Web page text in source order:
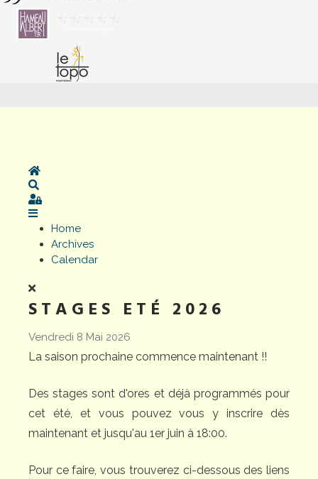
Home
Sign In
Home
Archives
Calendar
STAGES ETÉ 2026
Vendredi 8 Mai 2026
La saison prochaine commence maintenant !!
Des stages sont d'ores et déjà programmés pour
cet été, et vous pouvez vous y inscrire dès
maintenant et jusqu'au 1er juin à 18:00.
Pour ce faire, vous trouverez ci-dessous des liens